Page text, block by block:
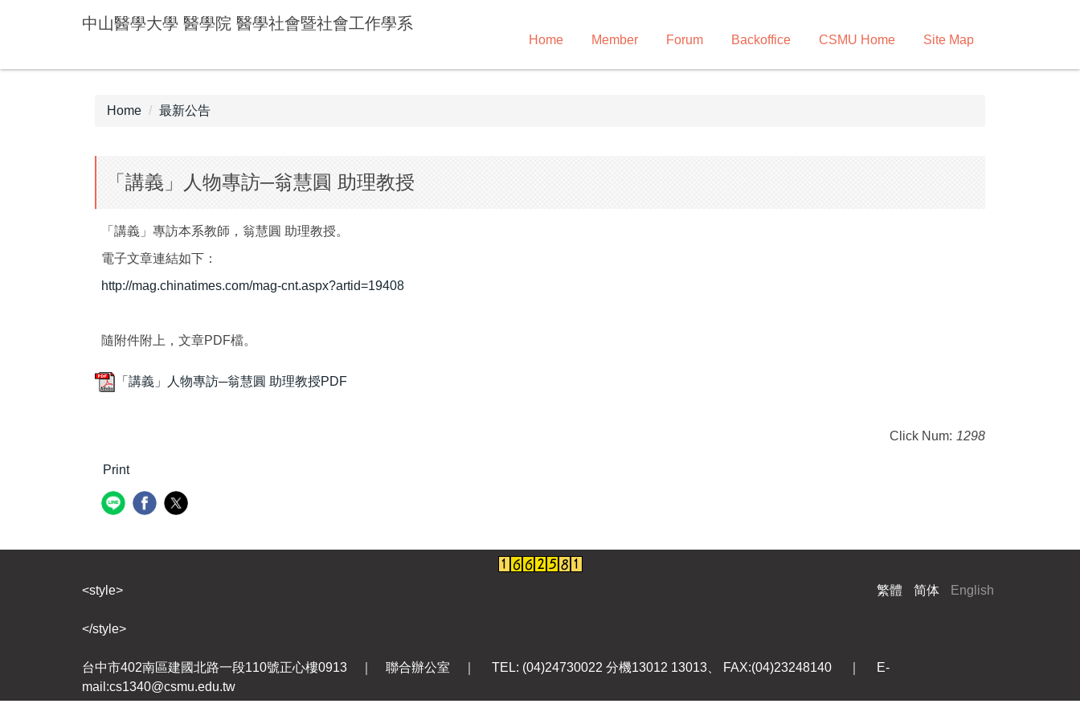
main
中山醫學大學 醫學院 醫學社會暨社會工作學系
Home Member Forum Backoffice CSMU Home Site Map
Home 最新公告
「講義」人物專訪─翁慧圓 助理教授
「講義」專訪本系教師，翁慧圓 助理教授。
電子文章連結如下：
http://mag.chinatimes.com/mag-cnt.aspx?artid=19408
隨附件附上，文章PDF檔。
「講義」人物專訪─翁慧圓 助理教授PDF
Click Num: 1298
Print
繁體 简体 English
<style>
</style>
台中市402南區建國北路一段110號正心樓0913 ｜ 聯合辦公室 ｜ TEL: (04)24730022 分機13012 13013、 FAX:(04)23248140 ｜ E-
mail:cs1340@csmu.edu.tw